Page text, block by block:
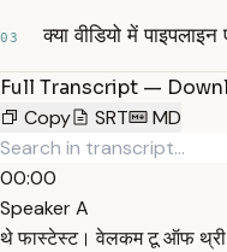
03 क्या वीडियो में
Full Transcript —
Copy
SRT MD
00:00
Speaker A
थे फास्टेस्ट। वेलकम टू ऑफ